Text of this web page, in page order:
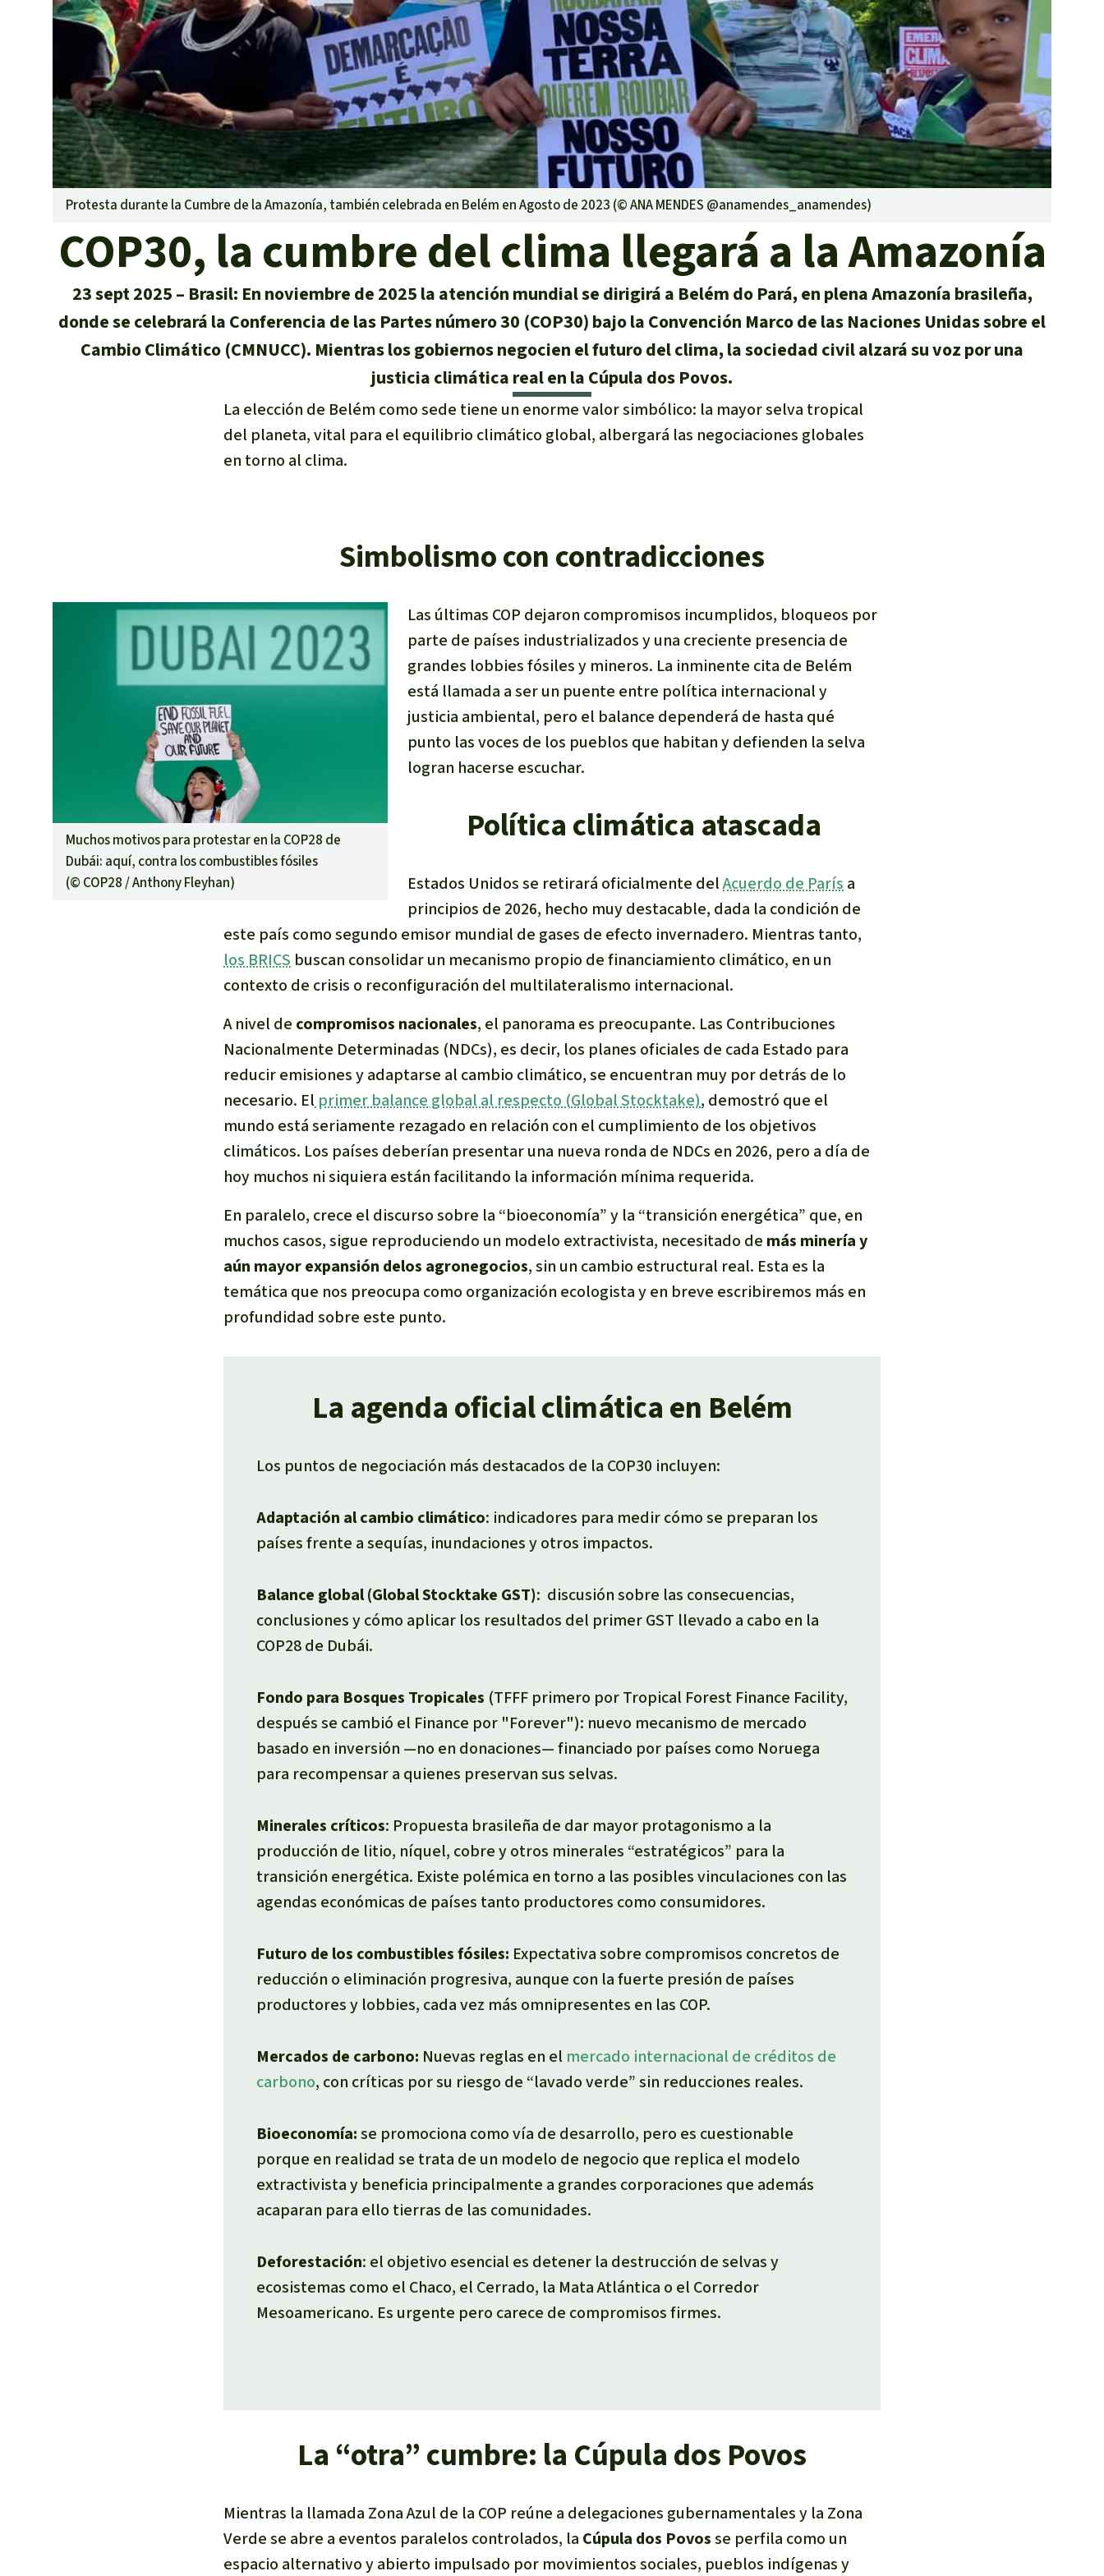
Metales
Minería
Agrotoxicos
Aceite de palma
REDD
Indígena
Landgrabbing
Granjas Industriales
Para niñas y niños
incendios forestales
Donación
Protesta durante la Cumbre de la Amazonía, también celebrada en Belém en Agosto de 2023 (©ANA MENDES @anamendes_anamendes)
COP30, la cumbre del clima llegará a la Amazonía
23 sept 2025
Brasil: En noviembre de 2025 la atención mundial se dirigirá a Belém do Pará, en plena Amazonía brasileña,
donde se celebrará la Conferencia de las Partes número 30 (COP30) bajo la Convención Marco de las Naciones Unidas sobre el
Cambio Climático (CMNUCC). Mientras los gobiernos negocien el futuro del clima, la sociedad civil alzará su voz por una
justicia climática real en la Cúpula dos Povos.
La elección de Belém como sede tiene un enorme valor simbólico: la mayor selva tropical
del planeta, vital para el equilibrio climático global, albergará las negociaciones globales
en torno al clima.
Simbolismo con contradicciones
Muchos motivos para protestar en la COP28 de
Dubái: aquí, contra los combustibles fósiles
(© COP28 / Anthony Fleyhan)
Las últimas COP dejaron compromisos incumplidos, bloqueos por
parte de países industrializados y una creciente presencia de
grandes lobbies fósiles y mineros. La inminente cita de Belém
está llamada a ser un puente entre política internacional y
justicia ambiental, pero el balance dependerá de hasta qué
punto las voces de los pueblos que habitan y defienden la selva
logran hacerse escuchar.
Política climática atascada
Estados Unidos se retirará oficialmente delAcuerdo de Parísa
principios de 2026, hecho muy destacable, dada la condición de
este país como segundo emisor mundial de gases de efecto invernadero. Mientras tanto,
los BRICS buscan consolidar un mecanismo propio de financiamiento climático, en un
contexto de crisis o reconfiguración del multilateralismo internacional.
A nivel de compromisos nacionales, el panorama es preocupante. Las Contribuciones
Nacionalmente Determinadas (NDCs), es decir, los planes oficiales de cada Estado para
reducir emisiones y adaptarse al cambio climático, se encuentran muy por detrás de lo
necesario. Elprimer balance global al respecto (Global Stocktake), demostró que el
mundo está seriamente rezagado en relación con el cumplimiento de los objetivos
climáticos. Los países deberían presentar una nueva ronda de NDCs en 2026, pero a día de
hoy muchos ni siquiera están facilitando la información mínima requerida.
En paralelo, crece el discurso sobre la “bioeconomía” y la “transición energética” que, en
muchos casos, sigue reproduciendo un modelo extractivista, necesitado de más minería y
aún mayor expansión delos agronegocios, sin un cambio estructural real. Esta es la
temática que nos preocupa como organización ecologista y en breve escribiremos más en
profundidad sobre este punto.
La agenda oficial climática en Belém
Los puntos de negociación más destacados de la COP30 incluyen:
Adaptación al cambio climático: indicadores para medir cómo se preparan los
países frente a sequías, inundaciones y otros impactos.
Balance global (Global Stocktake GST): discusión sobre las consecuencias,
conclusiones y cómo aplicar los resultados del primer GST llevado a cabo en la
COP28 de Dubái.
Fondo para Bosques Tropicales (TFFF primero porTropical Forest Finance Facility,
después se cambió el Finance por "Forever"): nuevo mecanismo de mercado
basado en inversión —no en donaciones— financiado por países como Noruega
para recompensar a quienes preservan sus selvas.
Minerales críticos: Propuesta brasileña de dar mayor protagonismo a la
producción de litio, níquel, cobre y otros minerales “estratégicos” para la
transición energética. Existe polémica en torno a las posibles vinculaciones con las
agendas económicas de países tanto productores como consumidores.
Futuro de los combustibles fósiles: Expectativa sobre compromisos concretos de
reducción o eliminación progresiva, aunque con la fuerte presión de países
productores y lobbies, cada vez más omnipresentes en las COP.
Mercados de carbono: Nuevas reglas en el mercado internacional de créditos de
carbono, con críticas por su riesgo de “lavado verde” sin reducciones reales.
Bioeconomía:se promociona como vía de desarrollo, pero es cuestionable
porque en realidad se trata de un modelo de negocio que replica el modelo
extractivista y beneficia principalmente a grandes corporaciones que además
acaparan para ello tierras de las comunidades.
Deforestación: el objetivo esencial es detener la destrucción de selvas y
ecosistemas como el Chaco, el Cerrado, la Mata Atlántica o el Corredor
Mesoamericano. Es urgente pero carece de compromisos firmes.
La “otra” cumbre: la Cúpula dos Povos
Mientras la llamada Zona Azul de la COP reúne a delegaciones gubernamentales y la Zona
Verdese abre a eventos paralelos controlados, la Cúpula dos Povosse perfila como un
espacio alternativo y abierto impulsado por movimientos sociales, pueblos indígenas y